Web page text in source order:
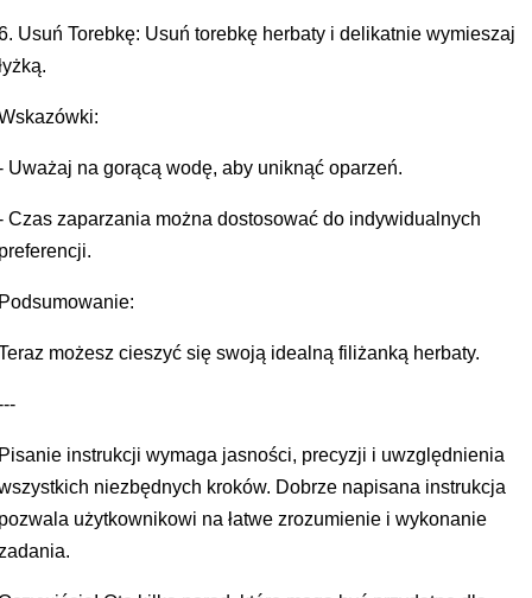
Usuń Torebkę: Usuń torebkę herbaty i delikatnie wymieszaj
Uważaj na gorącą wodę, aby uniknąć oparzeń.
Czas zaparzania można dostosować do indywidualnych
możesz cieszyć się swoją idealną filiżanką herbaty.
instrukcji wymaga jasności, precyzji i uwzględnienia
niezbędnych kroków. Dobrze napisana instrukcja
użytkownikowi na łatwe zrozumienie i wykonanie